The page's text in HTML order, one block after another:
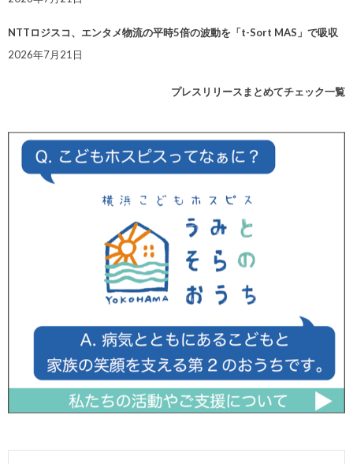
NTTロジスコ、エンタメ物流の平時5倍の波動を「t-Sort MAS」で吸収
2026年7月21日
プレスリリースまとめてチェック一覧